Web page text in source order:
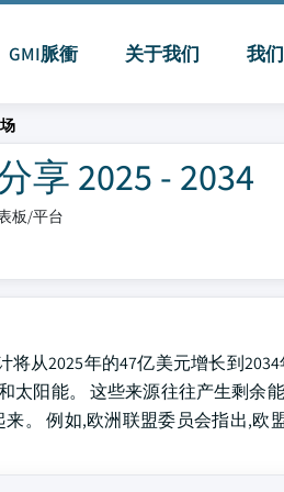
GMI脈衝 关于我们 我
享 2025 - 2034
板/平台
从2025年的47亿美元增长到2034
太阳能。 这些来源往往产生剩余
。 例如,欧洲联盟委员会指出,欧